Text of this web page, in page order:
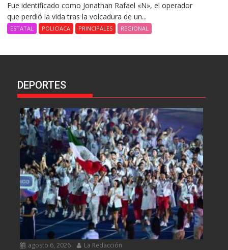
Fue identificado como Jonathan Rafael «N», el operador
que perdió la vida tras la volcadura de un...
ESTATAL POLICIACA PRINCIPALES REGIONAL
DEPORTES
agosto 6, 2026 La Redacción